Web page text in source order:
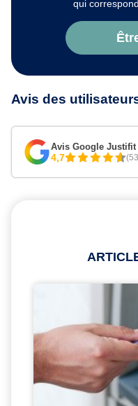
qui
Avis des
Avis Google Justifit
4,7